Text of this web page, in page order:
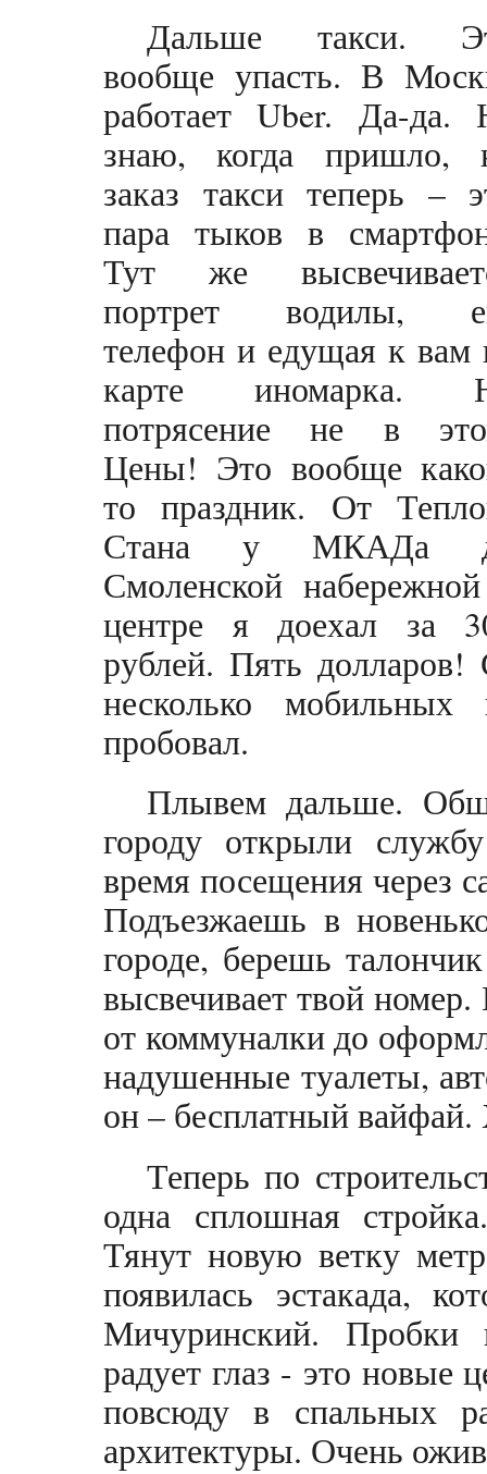
Дальше такси.
вообще упасть. В
работает Uber. Да-да.
знаю, когда пришло,
заказ такси теперь –
пара тыков в
Тут же
портрет водилы,
телефон и едущая к вам
карте иномарка.
потрясение не в
Цены! Это вообще
то праздник. От
Стана у МКАДа
Смоленской
центре я доехал за
рублей. Пять
несколько
пробовал.
Плывем дальше.
городу открыли
время посещения через
Подъезжаешь в
городе, берешь
высвечивает твой
от коммуналки до
надушенные туалеты,
он – бесплатный вайфай.
Теперь по
одна сплошная
Тянут новую ветку
появилась эстакада,
Мичуринский. Пробки
радует глаз - это новые
повсюду в спальных
архитектуры. Очень